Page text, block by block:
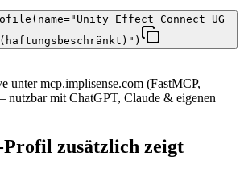
Effect Connect UG
(haftungsbeschränkt)")
unter mcp.implisense.com (FastMCP,
mit ChatGPT, Claude & eigenen
Profil zusätzlich zeigt